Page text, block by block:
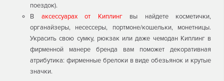
поездок).
В аксессуарах от Киплингвы найдете косметички,
органайзеры, несессеры, портмоне/кошельки, монетницы.
Украсить свою сумку, рюкзак или даже чемодан Киплинг в
фирменной манере бренда вам поможет декоративная
атрибутика: фирменные брелоки в виде обезьянок и крутые
значки.